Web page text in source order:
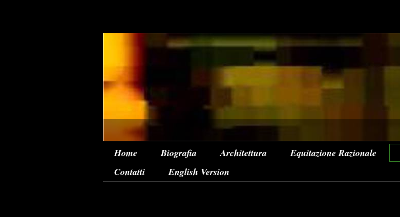
Home Biografia Architettura Equitazione Razionale
Contatti
English Version